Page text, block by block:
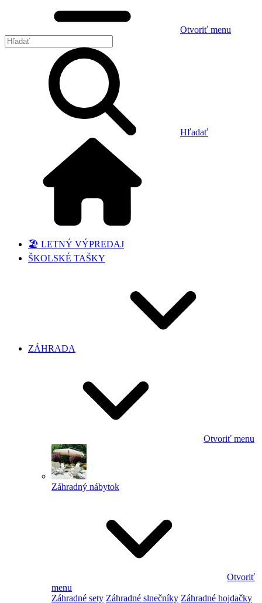
Otvoriť menu
Hľadať
🏖️ LETNÝ VÝPREDAJ
ŠKOLSKÉ TAŠKY
ZÁHRADA
Otvoriť menu
Záhradný nábytok
Otvoriť
menu
Záhradné sety Záhradné slnečníky Záhradné hojdačky